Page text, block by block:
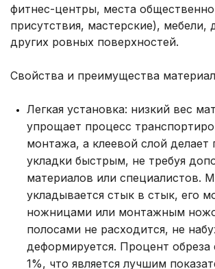
фитнес-центры, места
присутствия, мастерские), мебели,
других ровных поверхностей.
Свойства и преимущества
Легкая установка: низкий вес
упрощает процесс
монтажа, а клеевой слой делает
укладки быстрым, не требуя
материалов или специалистов.
укладывается стык в стык, его
ножницами или монтажным
полосами не расходится, не
деформируется. Процент обреза
1%, что является лучшим